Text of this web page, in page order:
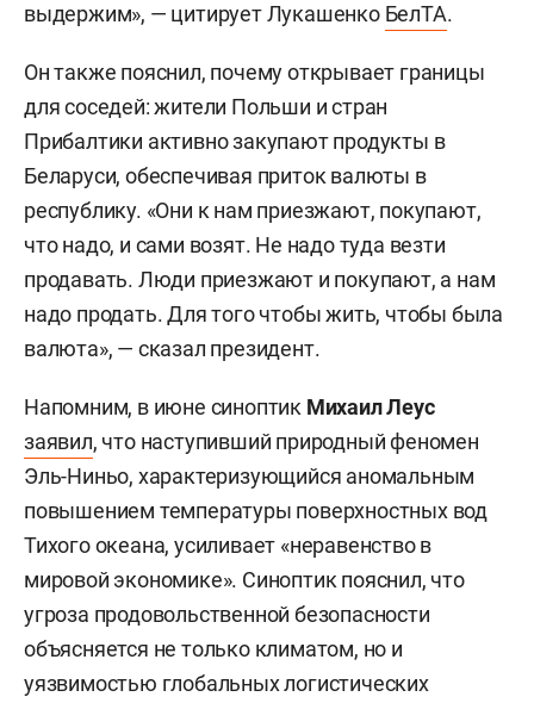
выдержим», — цитирует Лукашенко БелТА.
Он также пояснил, почему открывает границы
для соседей: жители Польши и стран
Прибалтики активно закупают продукты в
Беларуси, обеспечивая приток валюты в
республику. «Они к нам приезжают, покупают,
что надо, и сами возят. Не надо туда везти
продавать. Люди приезжают и покупают, а нам
надо продать. Для того чтобы жить, чтобы была
валюта», — сказал президент.
Напомним, в июне синоптик Михаил Леус
заявил, что наступивший природный феномен
Эль-Ниньо, характеризующийся аномальным
повышением температуры поверхностных вод
Тихого океана, усиливает «неравенство в
мировой экономике». Синоптик пояснил, что
угроза продовольственной безопасности
объясняется не только климатом, но и
уязвимостью глобальных логистических